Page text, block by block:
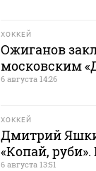
ХОККЕЙ
Ожиганов
московским
6 августа 14:26
ХОККЕЙ
Дмитрий
«Копай,
6 августа 13:51